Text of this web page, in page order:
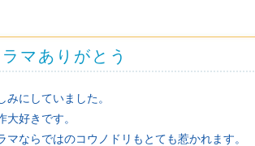
ラマありがとう
みにしていました。
大好きです。
マならではのコウノドリもとても惹かれます。